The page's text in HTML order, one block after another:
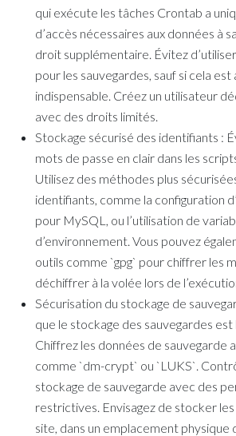
qui exécute les tâches Crontab a
d’accès nécessaires aux données à
droit supplémentaire. Évitez
pour les sauvegardes, sauf si cela
indispensable. Créez un utilisateur
avec des droits limités.
Stockage sécurisé des identifiants :
mots de passe en clair dans les
Utilisez des méthodes plus
identifiants, comme la configuration
pour MySQL, ou l’utilisation de
d’environnement. Vous pouvez
outils comme `gpg` pour chiffrer les
déchiffrer à la volée lors de
Sécurisation du stockage de
que le stockage des sauvegardes
Chiffrez les données de sauvegarde
comme `dm-crypt` ou `LUKS`.
stockage de sauvegarde avec des
restrictives. Envisagez de stocker
site, dans un emplacement